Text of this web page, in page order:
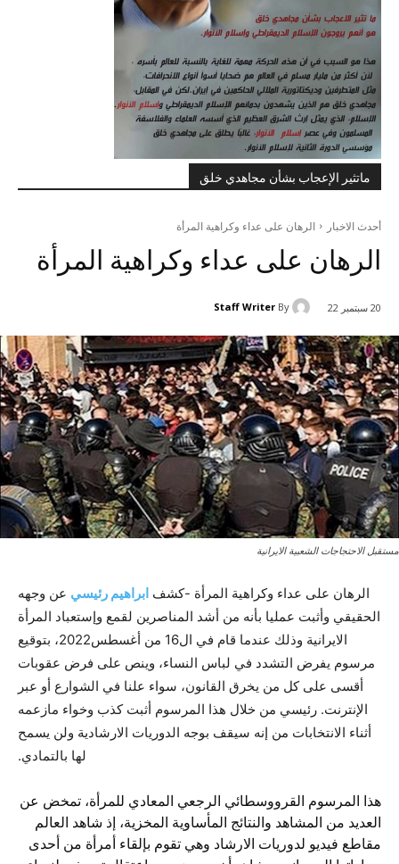
ماتثير الإعجاب بشأن مجاهدي خلق
أحدث الاخبار الرهان على عداء وکراهية المرأة
الرهان على عداء وکراهية المرأة
20 سبتمبر 22 By
Staff Writer
مستقبل الاحتجاجات الشعبية الايرانية
الرهان على عداء وکراهية المرأة -کشف ابراهيم رئيسي عن وجهه
الحقيقي وأثبت عمليا بأنه من أشد المناصرين لقمع وإستعباد المرأة
الايرانية وذلك عندما قام في ال16 من أغسطس2022، بتوقيع
مرسوم يفرض التشدد في لباس النساء، وينص على فرض عقوبات
أقسى على كل من يخرق القانون، سواء علنا في الشوارع أو عبر
الإنترنت. رئيسي من خلال هذا المرسوم أثبت کذب وخواء مازعمه
أثناء الانتخابات من إنه سيقف بوجه الدوريات الارشادية ولن يسمح
لها بالتمادي.
هذا المرسوم القرووسطائي الرجعي المعادي للمرأة، تمخض عن
العديد من المشاهد والنتائج المأساوية المخزية، إذ شاهد العالم
مقاطع فيديو لدوريات الارشاد وهي تقوم بإلقاء أمرأة من أحدى